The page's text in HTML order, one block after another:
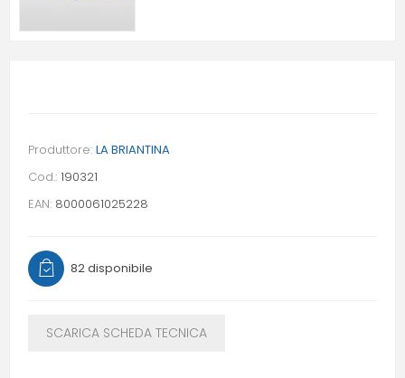
Produttore: LA BRIANTINA
Cod.: 190321
EAN: 8000061025228
82 disponibile
SCARICA SCHEDA TECNICA